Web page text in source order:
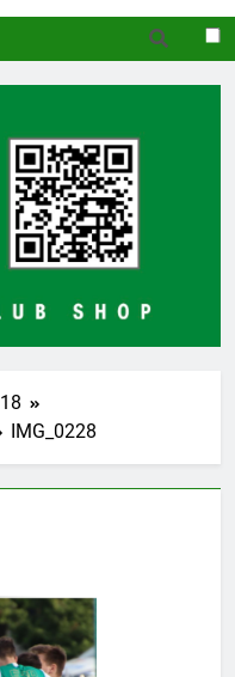
18
IMG_0228